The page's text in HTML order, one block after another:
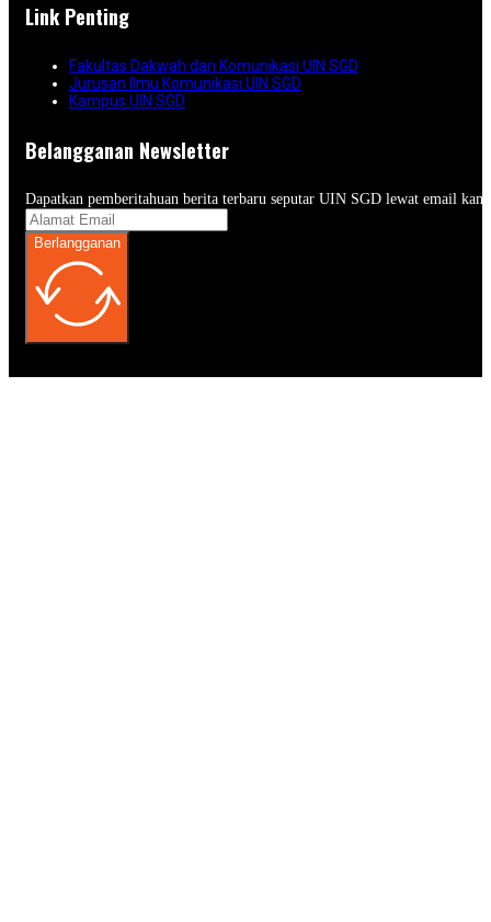
Link Penting
Fakultas Dakwah dan Komunikasi UIN SGD
Jurusan Ilmu Komunikasi UIN SGD
Kampus UIN SGD
Belangganan Newsletter
Dapatkan pemberitahuan berita terbaru seputar UIN SGD lewat email
Berlangganan